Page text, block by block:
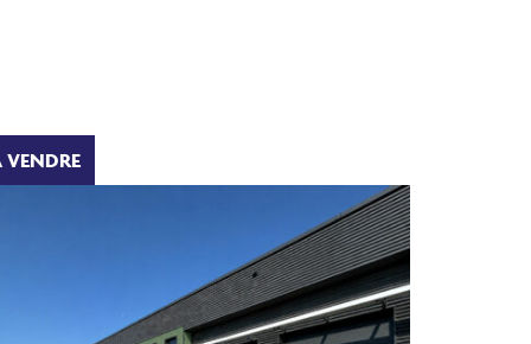
VENDRE